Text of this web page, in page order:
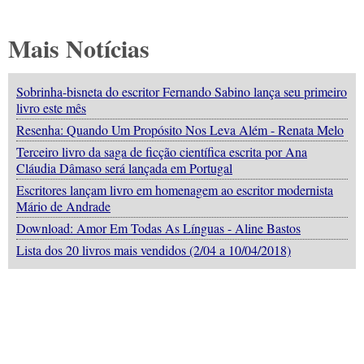
Mais Notícias
Sobrinha-bisneta do escritor Fernando Sabino lança seu primeiro
livro este mês
Resenha: Quando Um Propósito Nos Leva Além - Renata Melo
Terceiro livro da saga de ficção científica escrita por Ana
Cláudia Dâmaso será lançada em Portugal
Escritores lançam livro em homenagem ao escritor modernista
Mário de Andrade
Download: Amor Em Todas As Línguas - Aline Bastos
Lista dos 20 livros mais vendidos (2/04 a 10/04/2018)